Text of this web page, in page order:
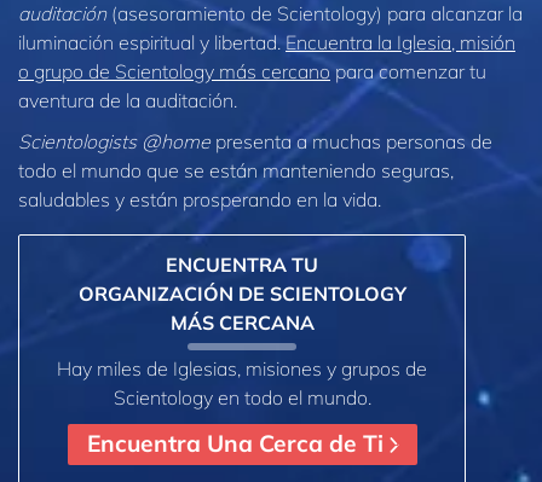
auditación(asesoramiento de Scientology) para alcanzar la
iluminación espiritual y libertad. Encuentra la Iglesia, misión
o grupo de Scientology más cercano para comenzar tu
aventura de la auditación.
Scientologists @home presenta a muchas personas de
todo el mundo que se están manteniendo seguras,
saludables y están prosperando en la vida.
ENCUENTRA TU
ORGANIZACIÓN DE SCIENTOLOGY
MÁS CERCANA
Hay miles de Iglesias, misiones y grupos de
Scientology en todo el mundo.
Encuentra Una Cerca de Ti